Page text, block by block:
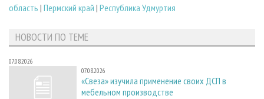
область | Пермский край | Республика Удмуртия
НОВОСТИ ПО ТЕМЕ
07.08.2026
07.08.2026
«Свеза» изучила применение своих ДСП в
мебельном производстве